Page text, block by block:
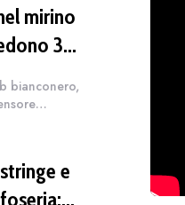
mirino
30
bianconero,
e